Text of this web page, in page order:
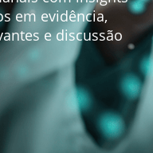
em evidência,
e discussão